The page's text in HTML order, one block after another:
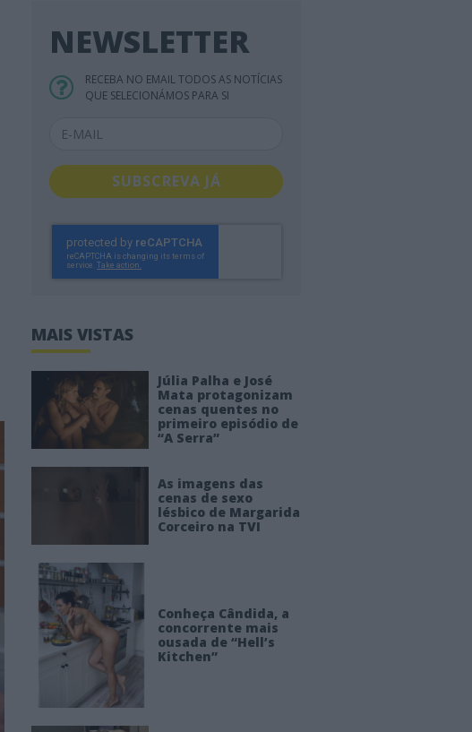
NEWSLETTER
RECEBA NO EMAIL TODOS AS NOTÍCIAS
QUE SELECIONÁMOS PARA SI
SUBSCREVA JÁ
MAIS VISTAS
Júlia Palha e José
Mata protagonizam
cenas quentes no
primeiro episódio de
“A Serra”
As imagens das
cenas de sexo
lésbico de Margarida
Corceiro na TVI
Conheça Cândida, a
concorrente mais
ousada de “Hell’s
Kitchen”